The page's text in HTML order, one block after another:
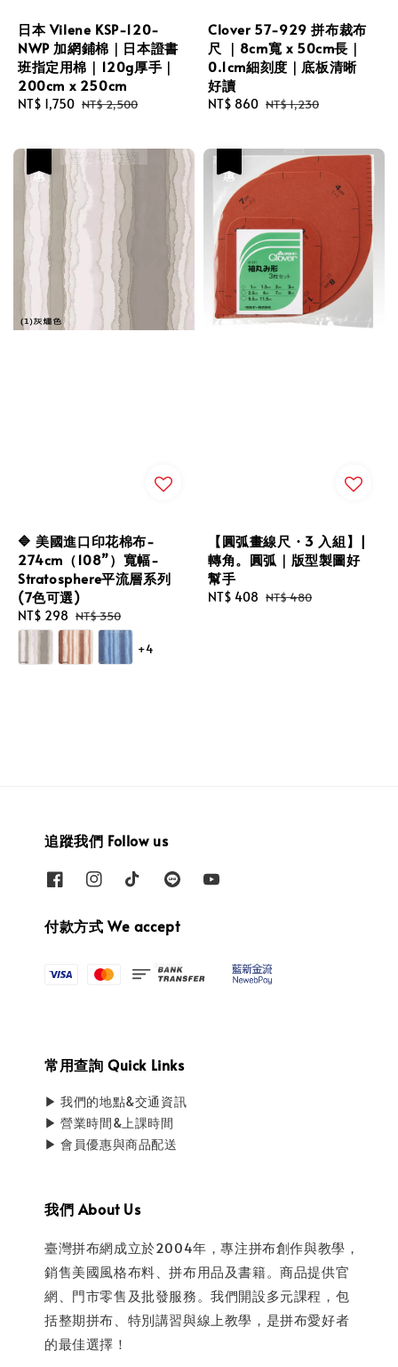
日本 Vilene KSP-120-
NWP 加網鋪棉｜日本證書
班指定用棉｜120g厚手｜
200cm x 250cm
Sale
NT$ 1,750 Regular
NT$ 2,500
Clover 57-929 拼布裁布
尺 ｜8cm寬 x 50cm長｜
0.1cm細刻度｜底板清晰
好讀
Sale
NT$ 860 Regular
NT$ 1,230
🔷 美國進口印花棉布-
274cm（108”）寬幅-
Stratosphere平流層系列
(7色可選)
Sale
price
NT$ 298 Regular
price
NT$ 350
+4
【圓弧畫線尺・3 入組】|
轉角。圓弧｜版型製圖好
幫手
Sale
NT$ 408 Regular
NT$ 480
追蹤我們 Follow us
付款方式 We accept
常用查詢 Quick Links
▶ 我們的地點&交通資訊
▶ 營業時間&上課時間
▶ 會員優惠與商品配送
我們 About Us
臺灣拼布網成立於2004年，專注拼布創作與教學，
銷售美國風格布料、拼布用品及書籍。商品提供官
網、門市零售及批發服務。我們開設多元課程，包
括整期拼布、特別講習與線上教學，是拼布愛好者
的最佳選擇！